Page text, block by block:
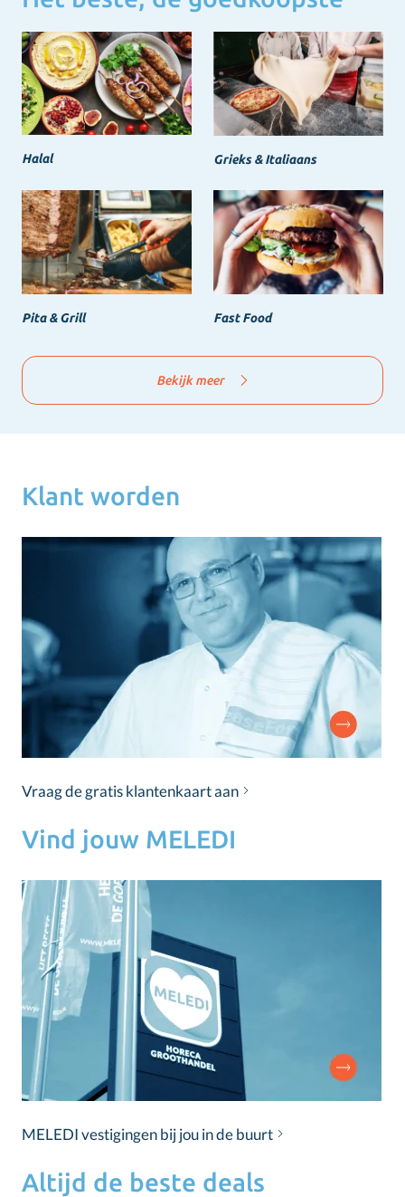
Halal Grieks & Italiaans
Pita & Grill Fast Food
Bekijk meer
Klant worden
Vraag de gratis klantenkaart aan
Vind jouw MELEDI
MELEDI vestigingen bij jou in de buurt
Altijd de beste deals